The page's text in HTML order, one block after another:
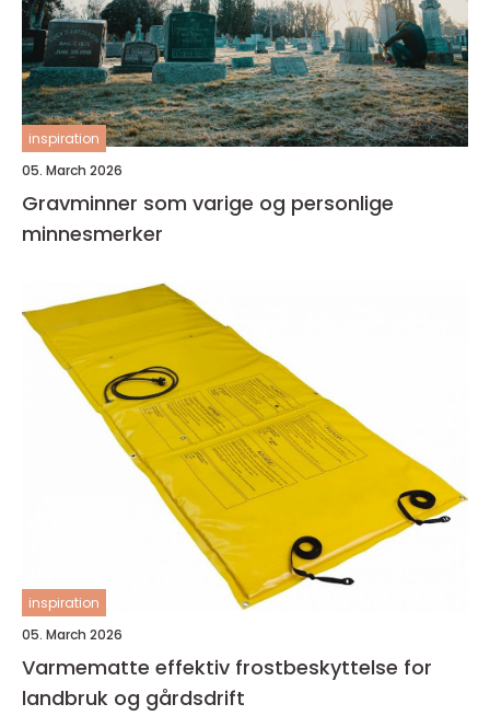
inspiration
05. March 2026
Gravminner som varige og personlige
minnesmerker
inspiration
05. March 2026
Varmematte effektiv frostbeskyttelse for
landbruk og gårdsdrift